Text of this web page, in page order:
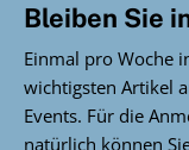
Bleiben Sie
Einmal pro Woche
wichtigsten Artikel
Events. Für die
natürlich können